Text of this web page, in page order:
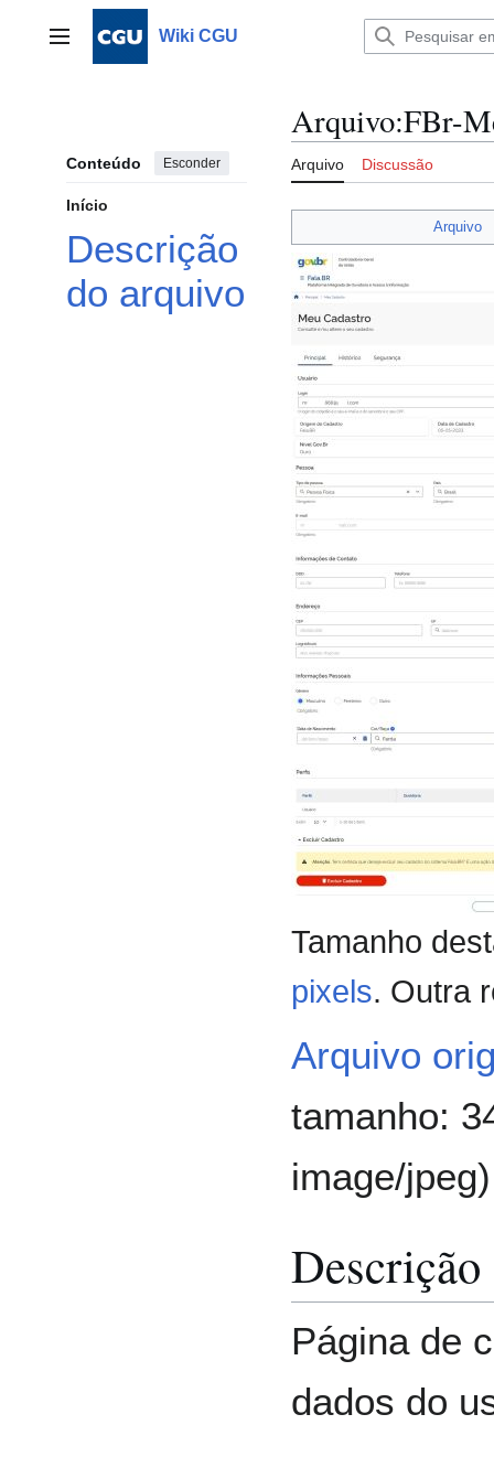
Menu principalWiki CGU
Conteúdo Esconder
Início
Descrição
do arquivo
Arquivo:FBr-
Arquivo Discussão
Arquivo
Tamanho
pixels. Outra
Arquivo
tamanho:
image/jpeg)
Página de
dados do